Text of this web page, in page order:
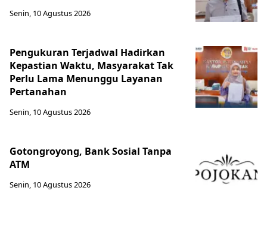
Senin, 10 Agustus 2026
Pengukuran Terjadwal Hadirkan
Kepastian Waktu, Masyarakat Tak
Perlu Lama Menunggu Layanan
Pertanahan
Senin, 10 Agustus 2026
Gotongroyong, Bank Sosial Tanpa
ATM
Senin, 10 Agustus 2026